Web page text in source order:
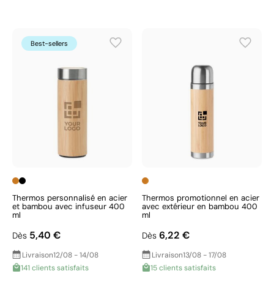
Best-sellers
Thermos personnalisé en acier
et bambou avec infuseur 400
ml
Dès 5,40 €
Livraison12/08 - 14/08
141 clients satisfaits
Thermos promotionnel en acier
avec extérieur en bambou 400
ml
Dès 6,22 €
Livraison13/08 - 17/08
15 clients satisfaits